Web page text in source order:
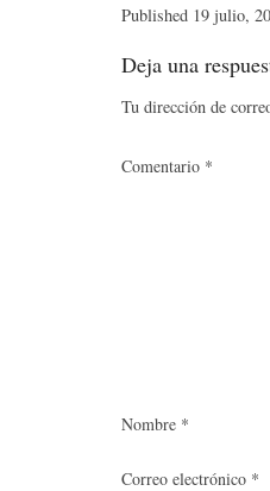
bo
ok
tte
r
Published 19 julio,
Deja una
Tu dirección de
Comentario *
Nombre *
Correo electrónico *